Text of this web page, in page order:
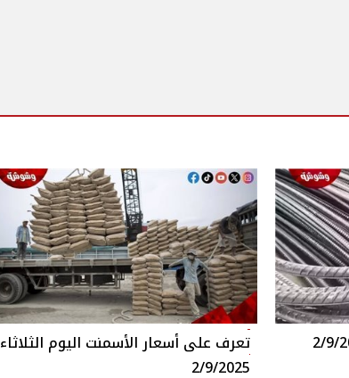
تعرف على أسعار الأسمنت اليوم الثلاثاء
2/9/2025